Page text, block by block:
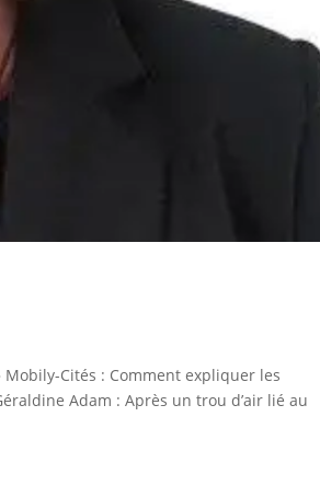
Cités : Comment expliquer les
Adam : Après un trou d’air lié au